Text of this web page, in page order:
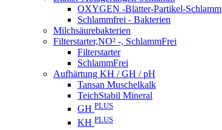
OXYGEN -Blätter-Partikel-Schlamm
Schlammfrei - Bakterien
Milchsäurebakterien
Filterstarter,NO² -, SchlammFrei
Filterstarter
SchlammFrei
Aufhärtung KH / GH / pH
Tansan Muschelkalk
TeichStabil Mineral
GH PLUS
KH PLUS